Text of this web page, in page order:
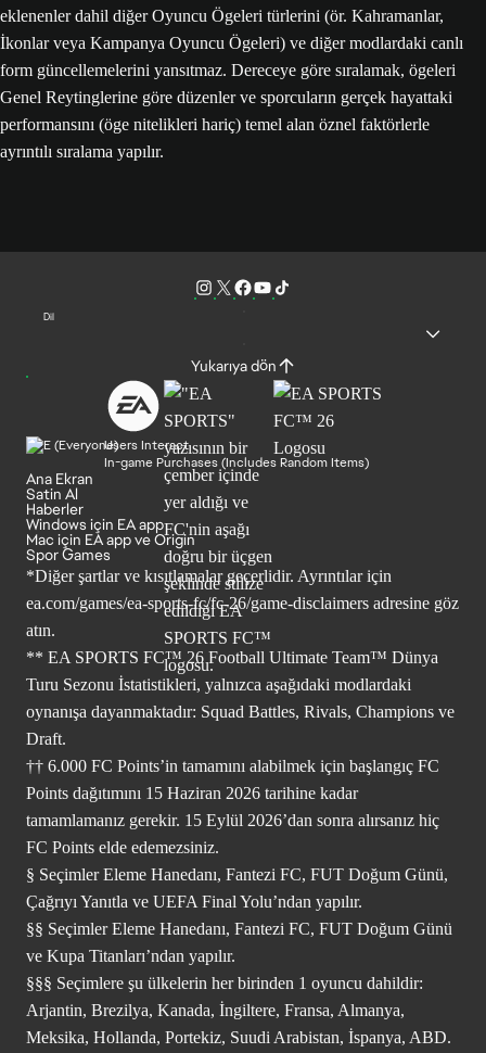
eklenenler dahil diğer Oyuncu Ögeleri türlerini (ör. Kahramanlar,
İkonlar veya Kampanya Oyuncu Ögeleri) ve diğer modlardaki canlı
form güncellemelerini yansıtmaz. Dereceye göre sıralamak, ögeleri
Genel Reytinglerine göre düzenler ve sporcuların gerçek hayattaki
performansını (öge nitelikleri hariç) temel alan öznel faktörlerle
ayrıntılı sıralama yapılır.
Dil
Yukarıya dön
Users Interact
In-game Purchases (Includes Random Items)
Ana Ekran
Satin Al
Haberler
Windows için EA app
Mac için EA app ve Origin
Spor Games
*Diğer şartlar ve kısıtlamalar geçerlidir. Ayrıntılar için
ea.com/games/ea-sports-fc/fc-26/game-disclaimers adresine göz
atın.
** EA SPORTS FC™ 26 Football Ultimate Team™ Dünya
Turu Sezonu İstatistikleri, yalnızca aşağıdaki modlardaki
oynanışa dayanmaktadır: Squad Battles, Rivals, Champions ve
Draft.
†† 6.000 FC Points’in tamamını alabilmek için başlangıç FC
Points dağıtımını 15 Haziran 2026 tarihine kadar
tamamlamanız gerekir. 15 Eylül 2026’dan sonra alırsanız hiç
FC Points elde edemezsiniz.
§ Seçimler Eleme Hanedanı, Fantezi FC, FUT Doğum Günü,
Çağrıyı Yanıtla ve UEFA Final Yolu’ndan yapılır.
§§ Seçimler Eleme Hanedanı, Fantezi FC, FUT Doğum Günü
ve Kupa Titanları’ndan yapılır.
§§§ Seçimlere şu ülkelerin her birinden 1 oyuncu dahildir:
Arjantin, Brezilya, Kanada, İngiltere, Fransa, Almanya,
Meksika, Hollanda, Portekiz, Suudi Arabistan, İspanya, ABD.